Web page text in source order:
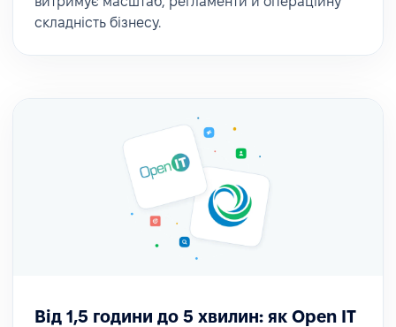
складність бізнесу.
Від 1,5 години до 5 хвилин: як Open IT